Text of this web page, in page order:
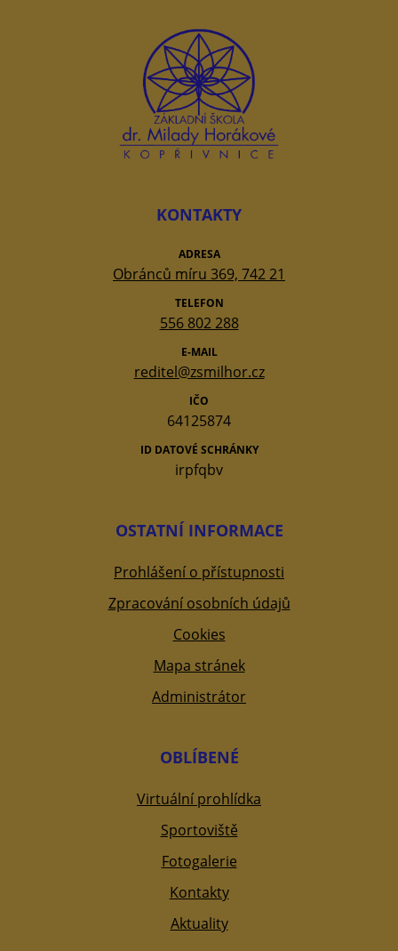
KONTAKTY
ADRESA
Obránců míru 369, 742 21
TELEFON
556 802 288
E-MAIL
reditel@zsmilhor.cz
IČO
64125874
ID DATOVÉ SCHRÁNKY
irpfqbv
OSTATNÍ INFORMACE
Prohlášení o přístupnosti
Zpracování osobních údajů
Cookies
Mapa stránek
Administrátor
OBLÍBENÉ
Virtuální prohlídka
Sportoviště
Fotogalerie
Kontakty
Aktuality